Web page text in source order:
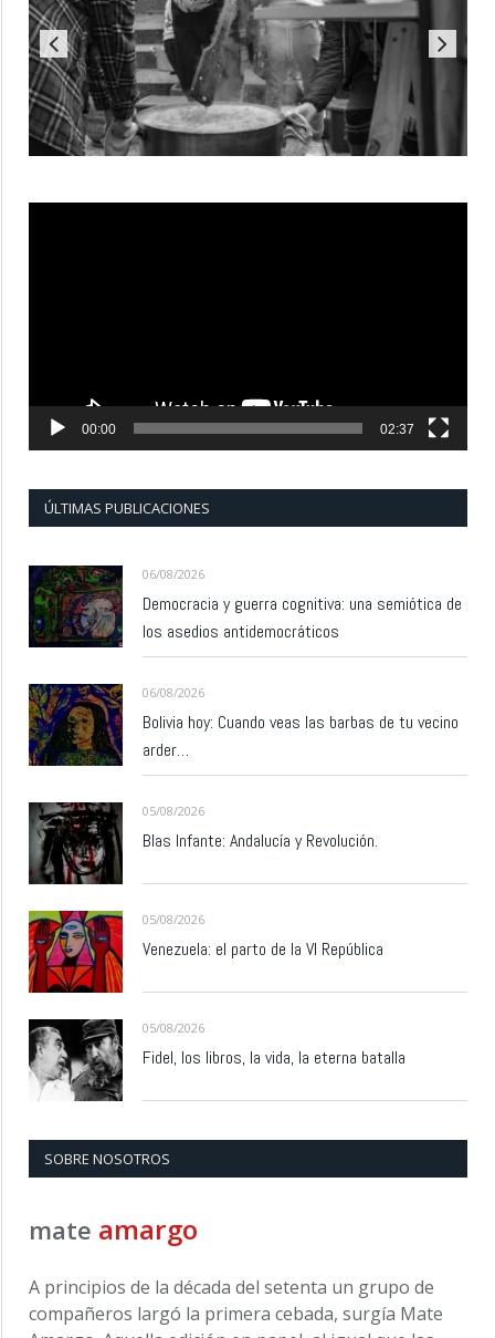
00:00 02:37
ÚLTIMAS PUBLICACIONES
06/08/2026
Democracia y guerra cognitiva: una semiótica de
los asedios antidemocráticos
06/08/2026
Bolivia hoy: Cuando veas las barbas de tu vecino
arder…
05/08/2026
Blas Infante: Andalucía y Revolución.
05/08/2026
Venezuela: el parto de la VI República
05/08/2026
Fidel, los libros, la vida, la eterna batalla
SOBRE NOSOTROS
mate amargo
A principios de la década del setenta un grupo de
compañeros largó la primera cebada, surgía Mate